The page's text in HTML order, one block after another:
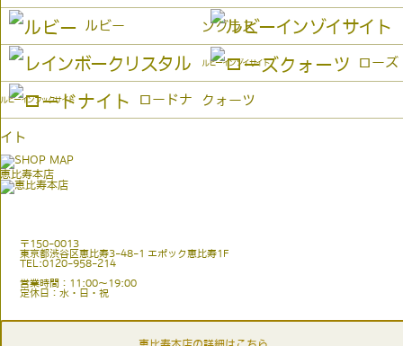
ングラス
ルビー
ルビーインゾイサイト
ルビーインフックサイト
ローズ
クォーツ
ロードナ
イト
恵比寿本店
〒150-0013
東京都渋谷区恵比寿3-48-1 エポック恵比寿1F
TEL:0120-958-214
営業時間：11:00〜19:00
定休日：水・日・祝